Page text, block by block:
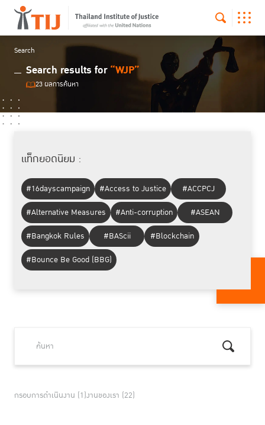
Search
Search results for“WJP”
23 ผลการค้นหา
แท็กยอดนิยม :
#16dayscampaign #Access to Justice
#ACCPCJ
#Alternative Measures
#Anti-corruption
#ASEAN
#Bangkok Rules
#BAScii
#Blockchain
#Bounce Be Good (BBG)
กรอบการดำเนินงาน (1)งานของเรา (22)